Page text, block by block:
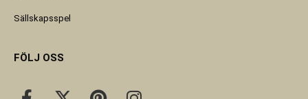
Sällskapsspel
FÖLJ OSS